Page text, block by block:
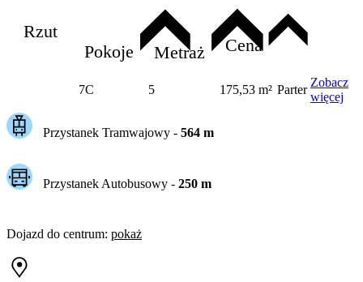
Rzut
Pokoje
Metraż Cena
7C 5 175,53 m² Parter
Zobacz
więcej
Przystanek Tramwajowy - 564m
Przystanek Autobusowy - 250m
Dojazd do centrum: pokaż